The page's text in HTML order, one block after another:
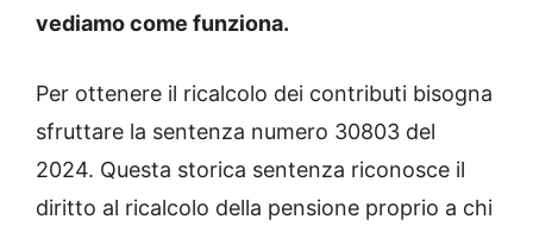
vediamo come funziona.
Per ottenere il ricalcolo dei contributi bisogna
sfruttare la sentenza numero 30803 del
2024. Questa storica sentenza riconosce il
diritto al ricalcolo della pensione proprio a chi